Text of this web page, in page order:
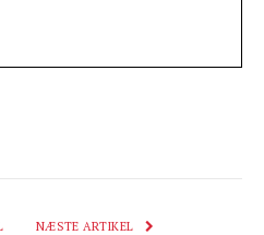
NÆSTE ARTIKEL